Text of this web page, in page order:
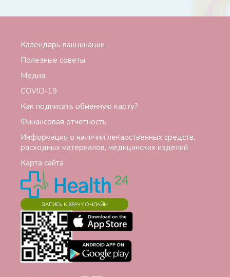
Календарь вакцинации
Полезные советы
Медиа
СОVID-19
Как подписать обменную карту?
Финансовая отчетность
Информация о наличии лекарственных средств,
расходных материалов, медицинских изделий
Карта сайта
ЗАПИСЬ К ВРАЧУ ОНЛАЙН